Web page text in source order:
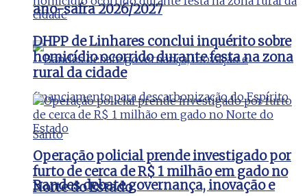
ano-safra 2026/2027
Bandes debate governança, inovação e
DHPP de Linhares conclui inquérito sobre
homicídio ocorrido durante festa na zona
rural da cidade
Operação policial prende investigado por
furto de cerca de R$ 1 milhão em gado no
Norte do Estado